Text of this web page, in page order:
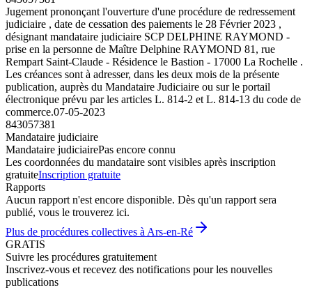
Jugement prononçant l'ouverture d'une procédure de redressement
judiciaire , date de cessation des paiements le 28 Février 2023 ,
désignant mandataire judiciaire SCP DELPHINE RAYMOND -
prise en la personne de Maître Delphine RAYMOND 81, rue
Rempart Saint-Claude - Résidence le Bastion - 17000 La Rochelle .
Les créances sont à adresser, dans les deux mois de la présente
publication, auprès du Mandataire Judiciaire ou sur le portail
électronique prévu par les articles L. 814-2 et L. 814-13 du code de
commerce.07-05-2023
843057381
Mandataire judiciaire
Mandataire judiciairePas encore connu
Les coordonnées du mandataire sont visibles après inscription
gratuiteInscription gratuite
Rapports
Aucun rapport n'est encore disponible. Dès qu'un rapport sera
publié, vous le trouverez ici.
Plus de procédures collectives à Ars-en-Ré
GRATIS
Suivre les procédures gratuitement
Inscrivez-vous et recevez des notifications pour les nouvelles
publications